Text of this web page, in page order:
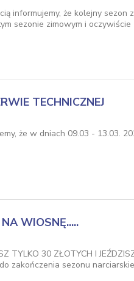
informujemy, że kolejny sezon
sezonie zimowym i
TECHNICZNEJ
że w dniach 09.03 - 13.03.
WIOSNĘ.....
TYLKO 30 ZŁOTYCH I
zakończenia sezonu